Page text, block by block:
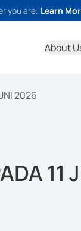
you are. Learn
About
2026
11